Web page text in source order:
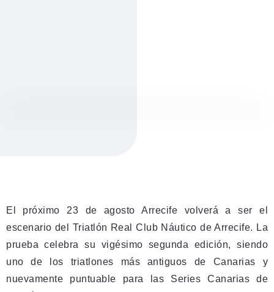
El próximo 23 de agosto Arrecife volverá a ser el
escenario del Triatlón Real Club Náutico de Arrecife. La
prueba celebra su vigésimo segunda edición, siendo
uno de los triatlones más antiguos de Canarias y
nuevamente puntuable para las Series Canarias de